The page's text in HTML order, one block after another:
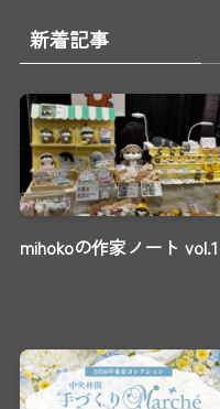
新着記事
mihokoの作家ノート vol.1